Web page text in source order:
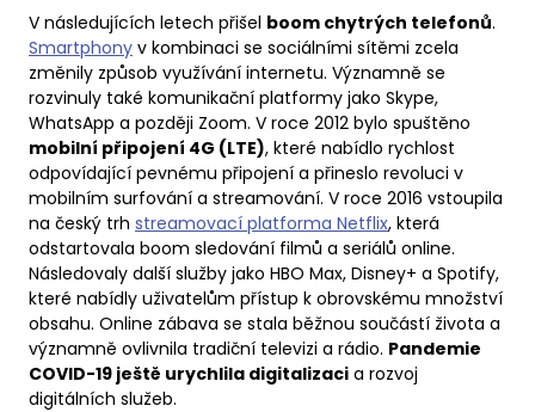
V následujících letech přišel boom chytrých telefonů.
Smartphony v kombinaci se sociálními sítěmi zcela
změnily způsob využívání internetu. Významně se
rozvinuly také komunikační platformy jako Skype,
WhatsApp a později Zoom. V roce 2012 bylo spuštěno
mobilní připojení 4G (LTE), které nabídlo rychlost
odpovídající pevnému připojení a přineslo revoluci v
mobilním surfování a streamování. V roce 2016 vstoupila
na český trh streamovací platforma Netflix, která
odstartovala boom sledování filmů a seriálů online.
Následovaly další služby jako HBO Max, Disney+ a Spotify,
které nabídly uživatelům přístup k obrovskému množství
obsahu. Online zábava se stala běžnou součástí života a
významně ovlivnila tradiční televizi a rádio. Pandemie
COVID-19 ještě urychlila digitalizaci a rozvoj
digitálních služeb.